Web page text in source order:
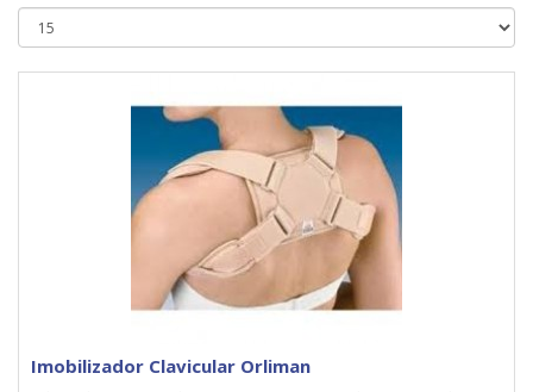
Imobilizador Clavicular Orliman